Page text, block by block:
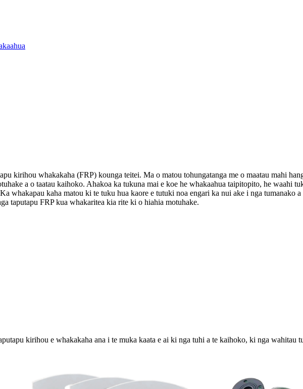
kirihou whakakaha (FRP) kounga teitei. Ma o matou tohungatanga me o maatau mahi
a o taatau kaihoko. Ahakoa ka tukuna mai e koe he whakaahua taipitopito, he waahi
whakapau kaha matou ki te tuku hua kaore e tutuki noa engari ka nui ake i nga tumanako
taputapu FRP kua whakaritea kia rite ki o hiahia motuhake.
kirihou e whakakaha ana i te muka kaata e ai ki nga tuhi a te kaihoko, ki nga wahitau